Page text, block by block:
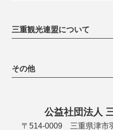
三重観光連盟について
その他
公益社団法人
〒514-0009 三重県津市